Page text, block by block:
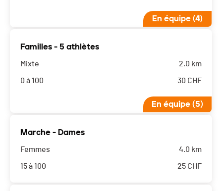
En équipe (4)
Familles - 5 athlètes
Mixte
0 à 100
2.0 km
30 CHF
En équipe (5)
Marche - Dames
Femmes
15 à 100
4.0 km
25 CHF